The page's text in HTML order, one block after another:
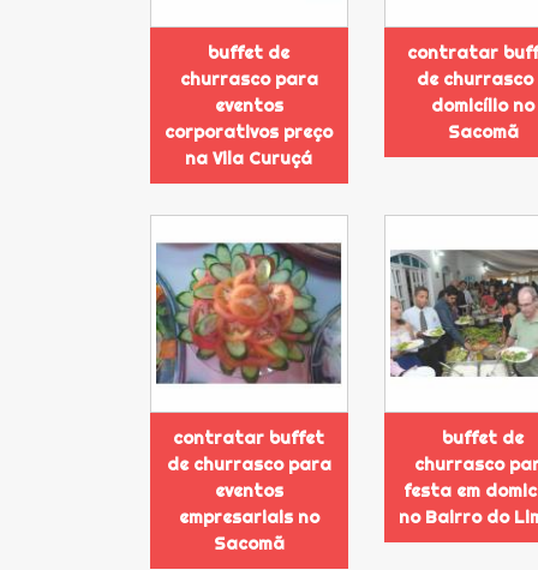
buffet de
churrasco para
eventos
corporativos preço
na Vila Curuçá
contratar
de churrasco
domicílio no
Sacomã
contratar buffet
de churrasco para
eventos
empresariais no
Sacomã
buffet de
churrasco
festa em
no Bairro do